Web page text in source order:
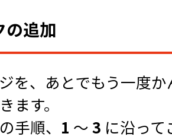
の追加
を、あとでもう一度
ます。
手順、 1 ～3 に沿っ